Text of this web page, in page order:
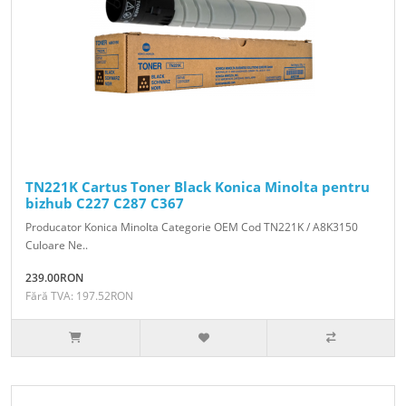
TN221K Cartus Toner Black Konica Minolta pentru
bizhub C227 C287 C367
Producator Konica Minolta Categorie OEM Cod TN221K / A8K3150
Culoare Ne..
239.00RON
Fără TVA: 197.52RON